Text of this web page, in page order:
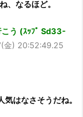
、なるほど。
う (ｽｯﾌﾟ Sd33-
金) 20:52:49.25
はなさそうだね。